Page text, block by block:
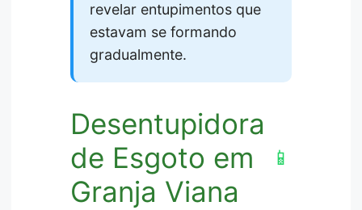
revelar entupimentos que
estavam se formando
gradualmente.
Desentupidora
de Esgoto em
Granja Viana
📱